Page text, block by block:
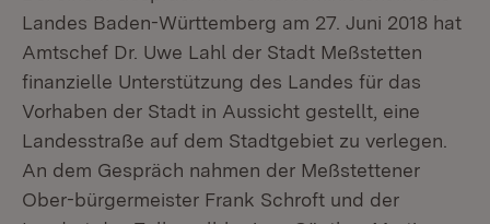
Landes Baden-Württemberg am 27. Juni 2018 hat
Amtschef Dr. Uwe Lahl der Stadt Meßstetten
finanzielle Unterstützung des Landes für das
Vorhaben der Stadt in Aussicht gestellt, eine
Landesstraße auf dem Stadtgebiet zu verlegen.
An dem Gespräch nahmen der Meßstettener
Ober-bürgermeister Frank Schroft und der